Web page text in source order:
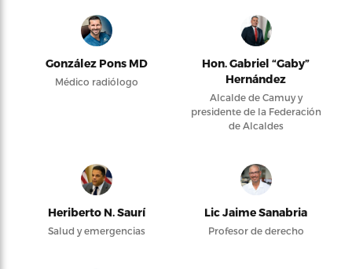
González Pons MD
Médico radiólogo
Hon. Gabriel “Gaby”
Hernández
Alcalde de Camuy y
presidente de la Federación
de Alcaldes
Heriberto N. Saurí
Salud y emergencias
Lic Jaime Sanabria
Profesor de derecho